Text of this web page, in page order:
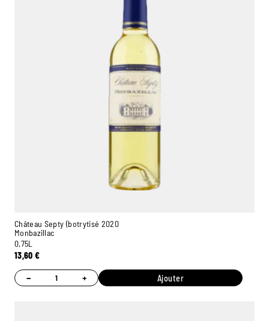
Château Septy (botrytisé 2020
Monbazillac
0,75L
13,60€
− + Ajouter